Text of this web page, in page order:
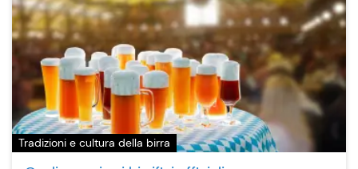
Tradizioni e cultura della birra